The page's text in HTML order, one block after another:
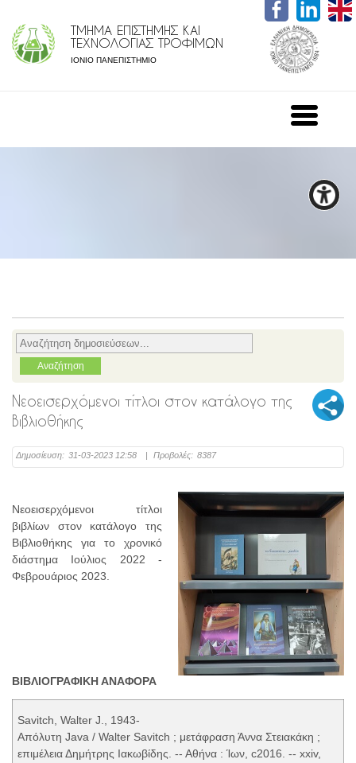
ΤΜΗΜΑ ΕΠΙΣΤΗΜΗΣ ΚΑΙ
ΤΕΧΝΟΛΟΓΙΑΣ ΤΡΟΦΙΜΩΝ
ΙΟΝΙΟ ΠΑΝΕΠΙΣΤΗΜΙΟ
Νεοεισερχόμενοι τίτλοι στον κατάλογο της
Βιβλιοθήκης
Δημοσίευση: 31-03-2023 12:58 | Προβολές: 8387
Νεοεισερχόμενοι τίτλοι
βιβλίων στον κατάλογο της
Βιβλιοθήκης για το χρονικό
διάστημα Ιούλιος 2022 -
Φεβρουάριος 2023.
ΒΙΒΛΙΟΓΡΑΦΙΚΗ ΑΝΑΦΟΡΑ
Savitch, Walter J., 1943-
Απόλυτη Java / Walter Savitch ; μετάφραση Άννα Στειακάκη ;
επιμέλεια Δημήτρης Ιακωβίδης. -- Αθήνα : Ίων, c2016. -- xxiv,